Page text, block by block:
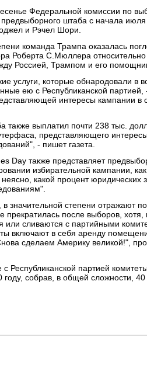
Федеральной комиссии по
штаба с начала
и Рэчел Шори.
команда Трампа оказалась
Роберта С.Мюллера
Россией, Трампом и его
услуги, которые обнародовали в
ею с Республиканской
интересы кампании в
также выплатил почти 238 тыс.
представляющего
- пишет газета.
Day также представляет
избирательной кампании, как
какой процент юридических
степени отражают
после выборов, хотя,
сливаются с партийными
включают в себя аренду
сделаем Америку великой!",
Республиканской партией
году, собрав, в общей сложности,